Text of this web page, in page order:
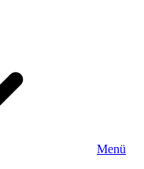
Menü